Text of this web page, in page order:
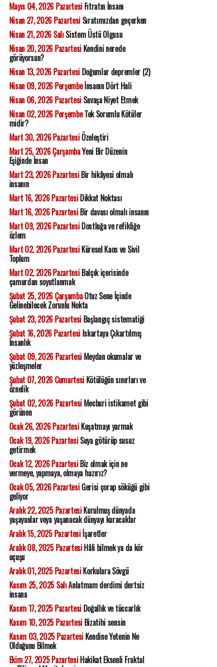
Mayıs 04, 2026 PazartesiFıtratın İnsanı
Nisan 27, 2026 PazartesiSıratımızdan geçerken
Nisan 21, 2026 SalıSistem Üstü Olgusu
Nisan 20, 2026 PazartesiKendini nerede
görüyorsun?
Nisan 13, 2026 PazartesiDoğumlar depremler (2)
Nisan 09, 2026 Perşembeİnsanın Dört Hali
Nisan 06, 2026 PazartesiSavaşa Niyet Etmek
Nisan 02, 2026 PerşembeTek Sorumlu Kötüler
midir?
Mart 30, 2026 PazartesiÖzeleştiri
Mart 25, 2026 ÇarşambaYeni Bir Düzenin
Eşiğinde İnsan
Mart 23, 2026 PazartesiBir hikâyesi olmalı
insanın
Mart 16, 2026 PazartesiDikkat Noktası
Mart 16, 2026 PazartesiBir davası olmalı insanın
Mart 09, 2026 PazartesiDostluğa ve refikliğe
özlem
Mart 02, 2026 PazartesiKüresel Kaos ve Sivil
Toplum
Mart 02, 2026 PazartesiBalçık içerisinde
çamurdan soyutlanmak
Şubat 25, 2026 ÇarşambaOtuz Sene İçinde
Gelinebilecek Zorunlu Nokta
Şubat 23, 2026 PazartesiBaşlangıç sistematiği
Şubat 16, 2026 PazartesiIskartaya Çıkartılmış
İnsanlık
Şubat 09, 2026 PazartesiMeydan okumalar ve
yüzleşmeler
Şubat 07, 2026 CumartesiKötülüğün sınırları ve
öznelik
Şubat 02, 2026 PazartesiMecburi istikamet gibi
görünen
Ocak 26, 2026 PazartesiKuşatmayı yarmak
Ocak 19, 2026 PazartesiSuya götürüp susuz
getirmek
Ocak 12, 2026 PazartesiBiz olmak için ne
vermeye, yapmaya, olmaya hazırız?
Ocak 05, 2026 PazartesiGerisi çorap söküğü gibi
geliyor
Aralık 22, 2025 PazartesiKurulmuş dünyada
yaşayanlar veya yaşanacak dünyayı kuracaklar
Aralık 15, 2025 Pazartesiİşaretler
Aralık 08, 2025 PazartesiHâli bilmek ya da kör
uçuşu
Aralık 01, 2025 PazartesiKorkulara Sövgü
Kasım 25, 2025 SalıAnlatmam derdimi dertsiz
insana
Kasım 17, 2025 PazartesiDoğallık ve tüccarlık
Kasım 10, 2025 PazartesiBizatihi sensin
Kasım 03, 2025 PazartesiKendine Yetenin Ne
Olduğunu Bilmek
Ekim 27, 2025 PazartesiHakikat Eksenli Fraktal